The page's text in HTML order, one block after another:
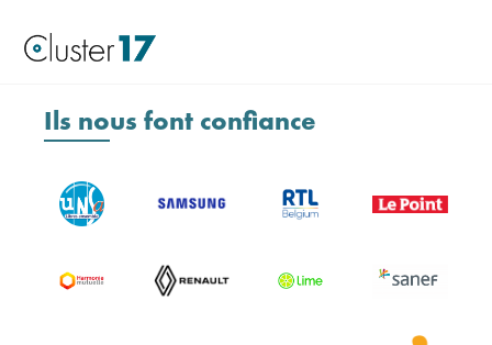
Ils nous font confiance